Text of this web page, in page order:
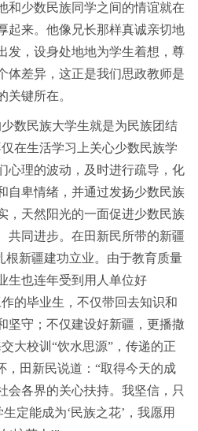
和少数民族同学之间的情谊就在
起来。他像兄长那样真诚亲切地
发，设身处地地为学生着想，尊
体差异，这正是我们思政教师是
关键所在。
数民族大学生就是为民族团结
在生活学习上关心少数民族学
心理的波动，及时进行疏导，化
自卑情绪，并通过发扬少数民族
，天然阳光的一面促进少数民族
共同进步。在田新民所带的新疆
根新疆建功立业。由于教育质量
生也连年受到用人单位好
的毕业生，不仅带回去知识和
坚守；不仅建设好新疆，更播撒
大校训“饮水思源”，传递的正
，田新民说道：“取得今天的成
会各界的关心扶持。我坚信，只
定能成为‘民族之花’，我愿用